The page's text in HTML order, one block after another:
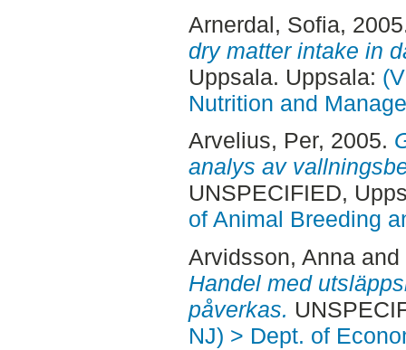
Arnerdal, Sofia,
dry matter intake in
Uppsala. Uppsala:
Nutrition and
Arvelius, Per, 2005.
analys av
UNSPECIFIED,
of Animal Breeding
Arvidsson, Annaand
Handel med
påverkas.
NJ) > Dept. of